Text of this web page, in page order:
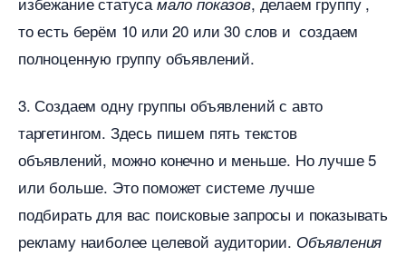
то есть берём 10 или 20 или 30 слов и создаем
полноценную группу объявлений.
3. Создаем одну группы объявлений с авто
таргетингом. Здесь пишем пять тексто
объявлений, можно конечно и меньше. Но лучше 5
или больше. Это поможет системе лучше
подбирать для вас поисковые запросы и показывать
рекламу наиболее целевой аудитории. Объявления